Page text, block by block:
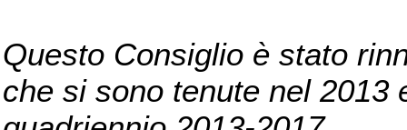
Questo Consiglio è stato
che si sono tenute nel 2013